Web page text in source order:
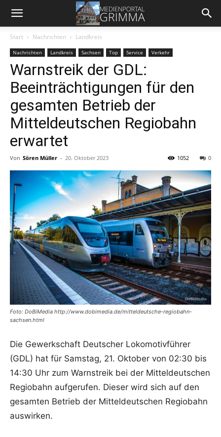
Start Nachrichten Landkreis
Nachrichten Landkreis Sachsen Top Service Verkehr
Warnstreik der GDL:
Beeinträchtigungen für den
gesamten Betrieb der
Mitteldeutschen Regiobahn
erwartet
Von Sören Müller - 20. Oktober 2023 0
1052
Foto: DoBiMedia http://www.dobimedia.de/mitteldeutsche-regiobahn-
sachsen.html
Die Gewerkschaft Deutscher Lokomotivführer
(GDL) hat für Samstag, 21. Oktober von 02:30 bis
14:30 Uhr zum Warnstreik bei der Mitteldeutschen
Regiobahn aufgerufen. Dieser wird sich auf den
gesamten Betrieb der Mitteldeutschen Regiobahn
auswirken.